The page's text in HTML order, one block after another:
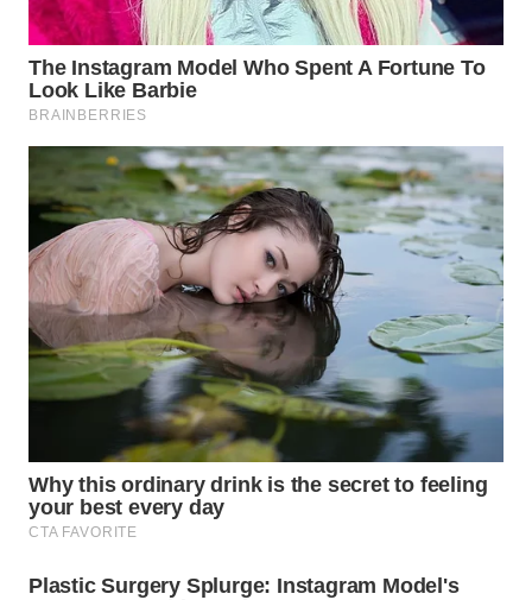
WN
SIMALUNGUN
WN
WN
TAPANULI
TENGAH
WN DELI
SERDANG
WN
WN
PAKPAK